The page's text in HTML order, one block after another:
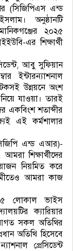
(সিজিপিএস এন্ড
অনুষ্ঠানটি
২০২৫
এর শিক্ষার্থী
আবু সুফিয়ান
ইন্টারন্যাশনাল
উন্নয়নে অংশ
যাওয়া। তারই
একবিংশ শতাব্দীর
এই কর্মশালার
এন্ড এআর)-
শিক্ষার্থীদের
নিয়মিত করে
আমরা কাজ
লোকাল ভাইস
ক্যারিয়ার
আগত সকল অতিথির
অতিথি হিসেবে
প্রেসিডেন্ট